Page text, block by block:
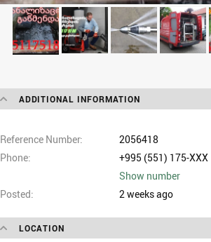
ADDITIONAL INFORMATION
Reference Number
2056418
Phone
+995 (551) 175-XXX
Show number
Posted
2 weeks ago
LOCATION